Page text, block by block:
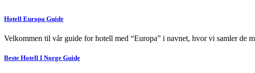
Hotell Europa Guide
Velkommen til vår guide for hotell med “Europa” i navnet, hvor vi samler de
Beste Hotell I Norge Guide